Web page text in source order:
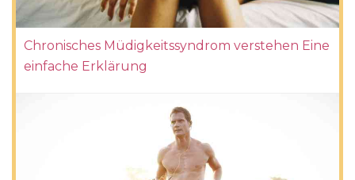
Chronisches Müdigkeitssyndrom verstehen Eine
einfache Erklärung